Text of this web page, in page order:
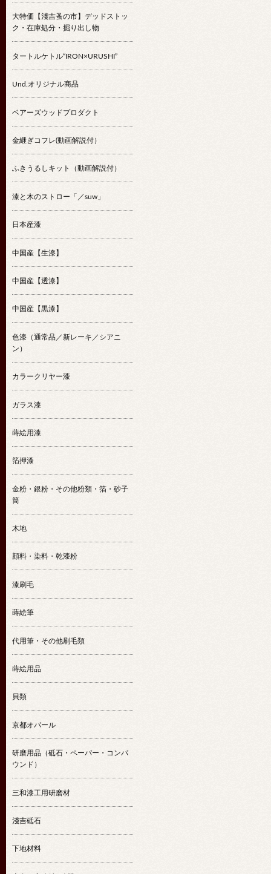
大特価【淺吉蚤の市】デッドストッ
ク・在庫処分・掘り出し物
タートルケトル“IRON×URUSHI”
Und.オリジナル商品
ベアーズウッドプロダクト
金継ぎコフレ(動画解説付）
ふきうるしキット（動画解説付）
漆と木のストロー「／suw」
日本産漆
中国産【生漆】
中国産【透漆】
中国産【黒漆】
色漆（通常品／新レーキ／シアニ
ン）
カラークリヤー漆
ガラス漆
蒔絵用漆
箔押漆
金粉・銀粉・その他粉類・箔・砂子
筒
木地
顔料・染料・乾漆粉
漆刷毛
蒔絵筆
代用筆・その他刷毛類
蒔絵用品
貝類
京都オパール
研磨用品（砥石・ペーパー・コンパ
ウンド）
三和漆工用研磨材
淺吉砥石
下地材料